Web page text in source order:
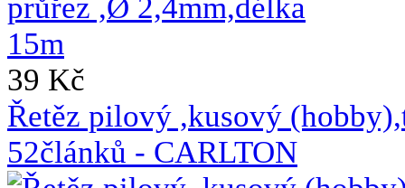
39 Kč
Řetěz pilový ,kusový
52článků - CARLTON